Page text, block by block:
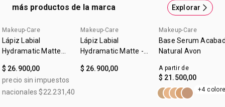
más hidratados hasta el final del día.2 1Como Hialuronato
de Sodio.2Basado en estudios de percepción con
consumidores.3Contiene más del 50% de ingredientes
hidratantes y protectores de la piel.
más productos de la marca Explorar
Makeup-Care
Lápiz Labial
Hydramatic Matte
Mauve 3,6g
$ 26.900,00
precio sin impuestos
nacionales $22.231,40
Makeup-Care
Lápiz Labial
Hydramatic Matte -
$ 26.900,00
Makeup-Care
Base Serum
Natural Avon
A partir de
$ 21.500,00
+4